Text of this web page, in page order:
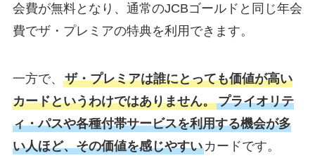
会費が無料となり、通常のJCBゴールドと同じ年会
費でザ・プレミアの特典を利用できます。
一方で、 ザ・プレミアは誰にとっても価値が高い
カードというわけではありません。 プライオリテ
ィ・パスや各種付帯サービスを利用する機会が多
い人ほど、その価値を感じやすいカードです。